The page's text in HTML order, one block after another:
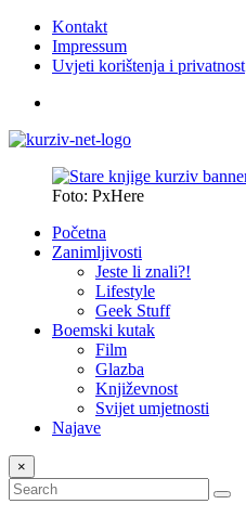
Kontakt
Impressum
Uvjeti korištenja i privatnost
Foto: PxHere
Početna
Zanimljivosti
Jeste li znali?!
Lifestyle
Geek Stuff
Boemski kutak
Film
Glazba
Književnost
Svijet umjetnosti
Najave
×